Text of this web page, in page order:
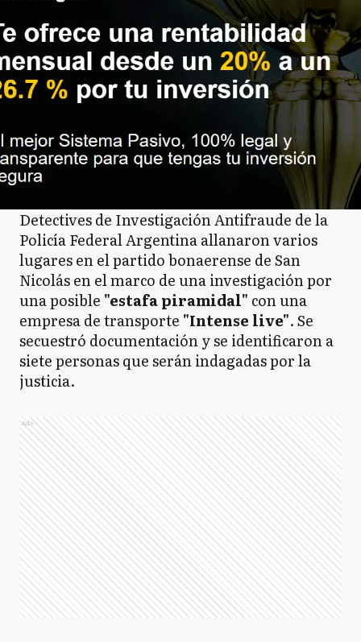
Detectives de Investigación Antifraude de la
Policía Federal Argentina allanaron varios
lugares en el partido bonaerense de San
Nicolás en el marco de una investigación por
una posible "estafa piramidal" con una
empresa de transporte "Intense live". Se
secuestró documentación y se identificaron a
siete personas que serán indagadas por la
justicia.
Ads